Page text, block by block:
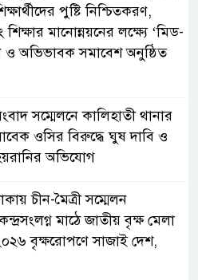
পুষ্টি নিশ্চিতকরণ,
শিক্ষার মানোন্নয়নের লক্ষ্যে ‘মিড-
ও অভিভাবক সমাবেশ অনুষ্ঠিত
সম্মেলনে কালিহাতী থানার
ওসির বিরুদ্ধে ঘুষ দাবি ও
অভিযোগ
চীন-মৈত্রী সম্মেলন
মাঠে জাতীয় বৃক্ষ মেলা
বৃক্ষরোপণে সাজাই দেশ,